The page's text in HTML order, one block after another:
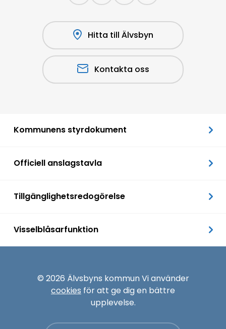
Hitta till Älvsbyn
Kontakta oss
Kommunens styrdokument
Officiell anslagstavla
Tillgänglighetsredogörelse
Visselblåsarfunktion
© 2026 Älvsbyns kommun Vi använder
cookies för att ge dig en bättre
upplevelse.